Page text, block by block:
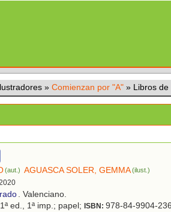
» Comienzan por "A" » Libros de
(aut.) AGUASCA SOLER, GEMMA(ilust.)
. Valenciano.
ed., 1ª imp.; papel; ISBN: 978-84-9904-